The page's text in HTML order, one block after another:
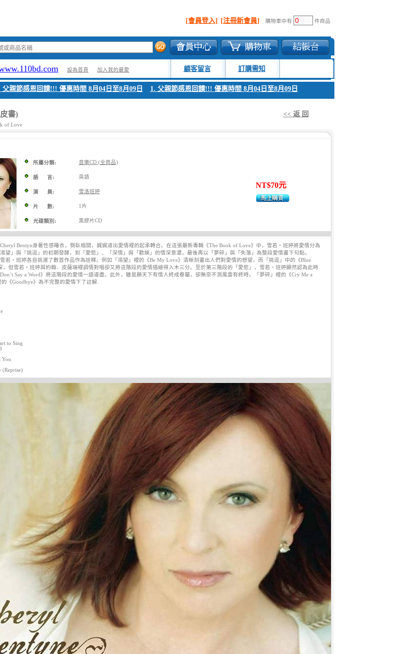
[會員登入] [注冊新會員] 購物車中有 件商品
設為首頁 加入我的最愛 顧客留言 訂購需知
親節感恩回饋!!! 優惠時間 8月04日至8月09日 1. 父親節感恩回饋!!! 優惠時間 8月04日至8月09日
書) << 返 回
of Love
所屬分類: 音樂CD (全商品)
語 言: 英語
演 員: 雪洛班婷
片 數: 1片
光碟類別: 黑膠片CD
NT$70元
Bentyn身著性感睡衣，側臥榻間，娓娓道出愛情裡的起承轉合。在這張最新專輯《The Book of Love》中，雪若‧班婷將愛情分為
望」與「挑逗」的初期發酵，到「愛慾」、「深情」與「歡娛」的情深意濃，最後再以「夢碎」與「失落」為整段愛情畫下句點。
若‧班婷各自挑選了數首作品作為詮釋。例如「渴望」裡的《Be My Love》清晰刻畫出人們對愛情的想望，而「挑逗」中的《Blue
，但雪若‧班婷與約翰．皮薩瑞裡調情對唱卻又將這階段的愛情描繪得入木三分。至於第三階段的「愛慾」，雪若‧班婷顯然認為此時
Say a Word》將這階段的愛情一語道盡。此外，雖是願天下有情人終成眷屬，卻無奈不測風雲有終時。「夢碎」裡的《Cry Me a
《Goodbye》為不完整的愛情下了註解.
to Sing
You
(Reprise)